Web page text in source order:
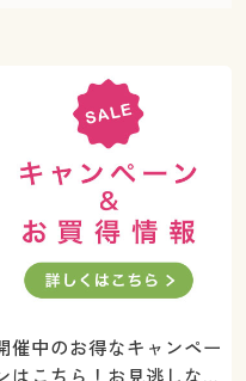
催中のお得なキャンペー
はこちら！お見逃しな